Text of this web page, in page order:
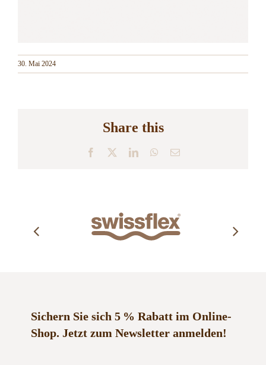
30. Mai 2024
Share this
Facebook LinkedInWhatsApp
E-
Sichern Sie sich 5 % Rabatt im Online-
Shop. Jetzt zum Newsletter anmelden!